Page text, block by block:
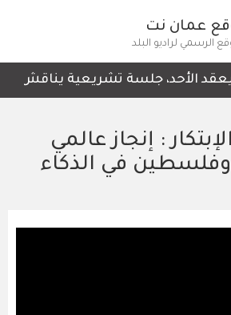
عمان نت
الرسمي لراديو البلد
الأحد، جلسة تشريعية يناقش خلالها
: إنجاز عالمي
وفلسطين في الذكاء